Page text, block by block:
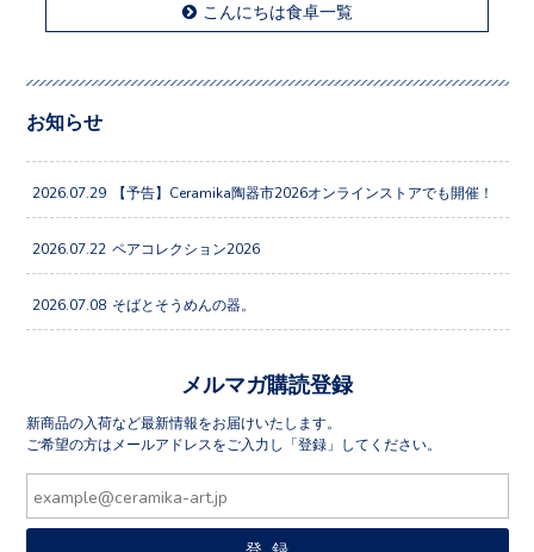
こんにちは食卓一覧
お知らせ
2026.07.29 【予告】Ceramika陶器市2026オンラインストアでも開催！
2026.07.22 ペアコレクション2026
2026.07.08 そばとそうめんの器。
メルマガ購読登録
新商品の入荷など最新情報をお届けいたします。
ご希望の方はメールアドレスをご入力し「登録」してください。